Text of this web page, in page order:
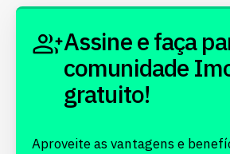
Assine e faça
comunidade
gratuito!
Aproveite as vantagens e